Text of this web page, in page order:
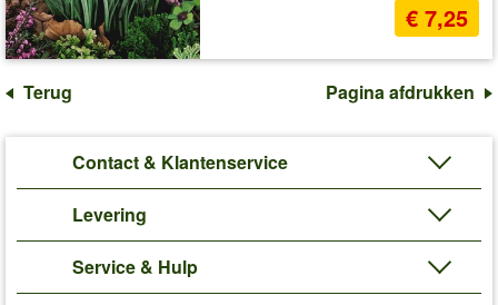
€ 7,25
Terug Pagina afdrukken
Contact & Klantenservice
Levering
Service & Hulp